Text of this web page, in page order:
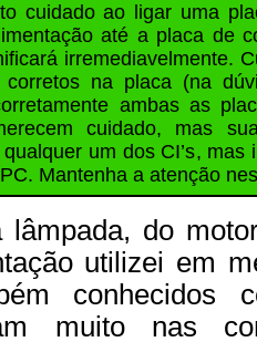
cuidado ao ligar uma
até a placa de
irremediavelmente.
na placa (na
ambas as
cuidado, mas
um dos CI’s,
Mantenha a atenção
lâmpada, do
utilizei em
conhecidos
muito nas